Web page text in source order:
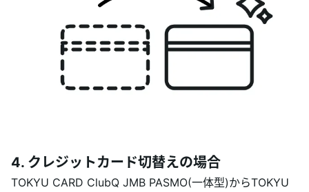
4. クレジットカード切替えの場合
TOKYU CARD ClubQ JMB PASMO(一体型)からTOKYU